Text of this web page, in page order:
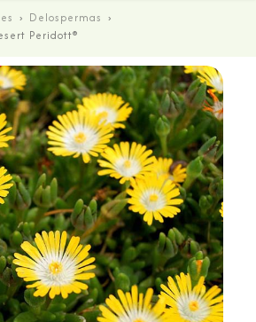
› Delospermas ›
Peridott®